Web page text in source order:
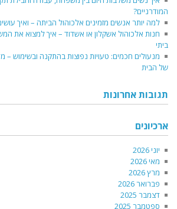
המודרניים?
למה יותר אנשים מזמינים אלכוהול הביתה – ואיך
חנות אלכוהול אשקלון או אשדוד – איך למצוא את
ביתי
מנעולים חכמים: טעויות נפוצות בהתקנה ובשימוש –
של הבית
תגובות אחרונות
ארכיונים
יוני 2026
מאי 2026
מרץ 2026
פברואר 2026
דצמבר 2025
ספטמבר 2025